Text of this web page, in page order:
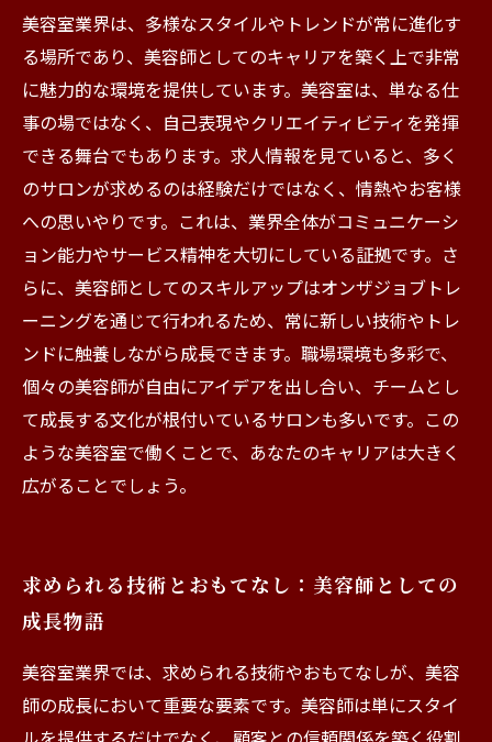
未来の美容室：新たなトレンドと求人数の増加
美容室業界は、多様なスタイルやトレンドが常に進化す
る場所であり、美容師としてのキャリアを築く上で非常
に魅力的な環境を提供しています。美容室は、単なる仕
事の場ではなく、自己表現やクリエイティビティを発揮
できる舞台でもあります。求人情報を見ていると、多く
のサロンが求めるのは経験だけではなく、情熱やお客様
への思いやりです。これは、業界全体がコミュニケーシ
ョン能力やサービス精神を大切にしている証拠です。さ
らに、美容師としてのスキルアップはオンザジョブトレ
ーニングを通じて行われるため、常に新しい技術やトレ
ンドに触養しながら成長できます。職場環境も多彩で、
個々の美容師が自由にアイデアを出し合い、チームとし
て成長する文化が根付いているサロンも多いです。この
ような美容室で働くことで、あなたのキャリアは大きく
広がることでしょう。
求められる技術とおもてなし：美容師としての
成長物語
美容室業界では、求められる技術やおもてなしが、美容
師の成長において重要な要素です。美容師は単にスタイ